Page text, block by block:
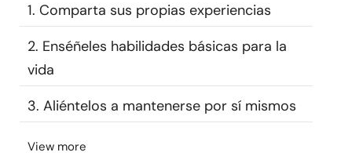
Comunidad
Encuentra un terapeuta
Idioma
1. Comparta sus propias experiencias
2. Enséñeles habilidades básicas para la
vida
3. Aliéntelos a mantenerse por sí mismos
View more